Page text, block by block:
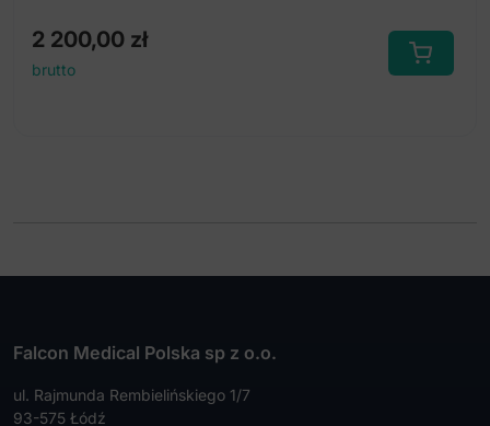
2 200,00 zł
brutto
Falcon Medical Polska sp z o.o.
ul. Rajmunda Rembielińskiego 1/7
93-575 Łódź